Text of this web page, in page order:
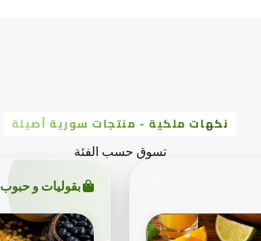
نكهات ملكية - منتجات سورية أصيلة
تسوق حسب الفئة
بقوليات و حبوب